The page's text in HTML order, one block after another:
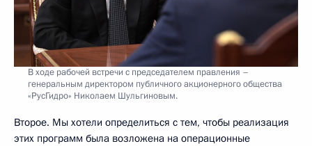
В ходе рабочей встречи с председателем правления –
генеральным директором публичного акционерного общества
«РусГидро» Николаем Шульгиновым.
Второе. Мы хотели определиться с тем, чтобы реализация
этих программ была возложена на операционные